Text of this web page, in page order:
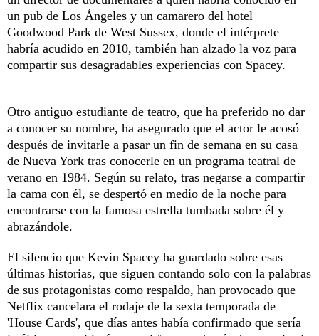
un pub de Los Ángeles y un camarero del hotel
Goodwood Park de West Sussex, donde el intérprete
habría acudido en 2010, también han alzado la voz para
compartir sus desagradables experiencias con Spacey.
Otro antiguo estudiante de teatro, que ha preferido no dar
a conocer su nombre, ha asegurado que el actor le acosó
después de invitarle a pasar un fin de semana en su casa
de Nueva York tras conocerle en un programa teatral de
verano en 1984. Según su relato, tras negarse a compartir
la cama con él, se despertó en medio de la noche para
encontrarse con la famosa estrella tumbada sobre él y
abrazándole.
El silencio que Kevin Spacey ha guardado sobre esas
últimas historias, que siguen contando solo con la palabras
de sus protagonistas como respaldo, han provocado que
Netflix cancelara el rodaje de la sexta temporada de
'House Cards', que días antes había confirmado que sería